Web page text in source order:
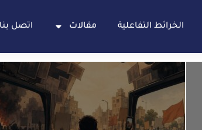
الخرائط التفاعلية مقالات اتصل بنا